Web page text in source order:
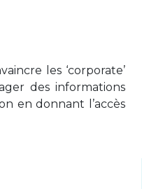
les ‘corporate’
des informations
en donnant l’accès